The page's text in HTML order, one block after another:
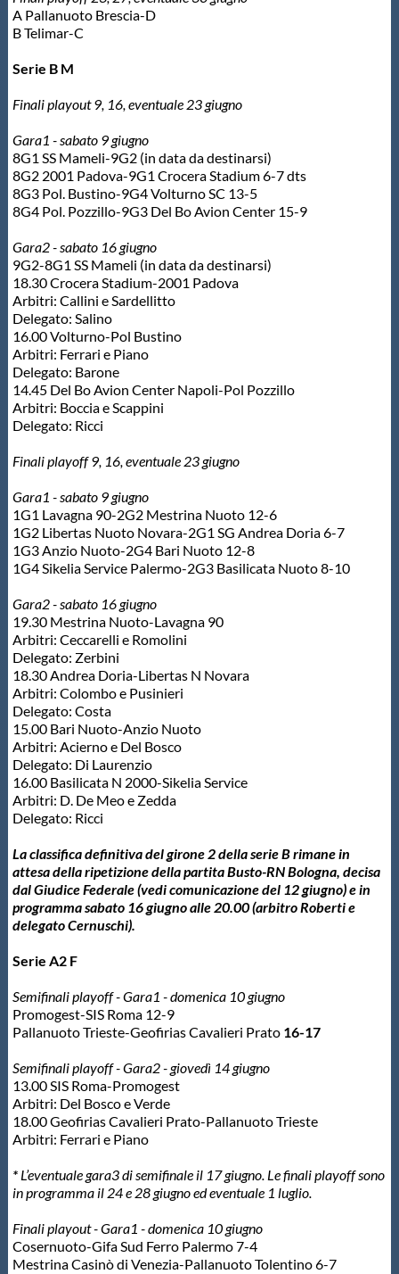
A Pallanuoto Brescia-D
B Telimar-C
Serie B M
Finali playout 9, 16, eventuale 23 giugno
Gara1 - sabato 9 giugno
8G1 SS Mameli-9G2 (in data da destinarsi)
8G2 2001 Padova-9G1 Crocera Stadium 6-7 dts
8G3 Pol. Bustino-9G4 Volturno SC 13-5
8G4 Pol. Pozzillo-9G3 Del Bo Avion Center 15-9
Gara2 - sabato 16 giugno
9G2-8G1 SS Mameli (in data da destinarsi)
18.30 Crocera Stadium-2001 Padova
Arbitri: Callini e Sardellitto
Delegato: Salino
16.00 Volturno-Pol Bustino
Arbitri: Ferrari e Piano
Delegato: Barone
14.45 Del Bo Avion Center Napoli-Pol Pozzillo
Arbitri: Boccia e Scappini
Delegato: Ricci
Finali playoff 9, 16, eventuale 23 giugno
Gara1 - sabato 9 giugno
1G1 Lavagna 90-2G2 Mestrina Nuoto 12-6
1G2 Libertas Nuoto Novara-2G1 SG Andrea Doria 6-7
1G3 Anzio Nuoto-2G4 Bari Nuoto 12-8
1G4 Sikelia Service Palermo-2G3 Basilicata Nuoto 8-10
Gara2 - sabato 16 giugno
19.30 Mestrina Nuoto-Lavagna 90
Arbitri: Ceccarelli e Romolini
Delegato: Zerbini
18.30 Andrea Doria-Libertas N Novara
Arbitri: Colombo e Pusinieri
Delegato: Costa
15.00 Bari Nuoto-Anzio Nuoto
Arbitri: Acierno e Del Bosco
Delegato: Di Laurenzio
16.00 Basilicata N 2000-Sikelia Service
Arbitri: D. De Meo e Zedda
Delegato: Ricci
La classifica definitiva del girone 2 della serie B rimane in
attesa della ripetizione della partita Busto-RN Bologna, decisa
dal Giudice Federale (vedi comunicazione del 12 giugno) e in
programma sabato 16 giugno alle 20.00 (arbitro Roberti e
delegato Cernuschi).
Serie A2 F
Semifinali playoff - Gara1 - domenica 10 giugno
Promogest-SIS Roma 12-9
Pallanuoto Trieste-Geofirias Cavalieri Prato 16-17
Semifinali playoff - Gara2 - giovedì 14 giugno
13.00 SIS Roma-Promogest
Arbitri: Del Bosco e Verde
18.00 Geofirias Cavalieri Prato-Pallanuoto Trieste
Arbitri: Ferrari e Piano
* L’eventuale gara3 di semifinale il 17 giugno. Le finali playoff sono
in programma il 24 e 28 giugno ed eventuale 1 luglio.
Finali playout - Gara1 - domenica 10 giugno
Cosernuoto-Gifa Sud Ferro Palermo 7-4
Mestrina Casinò di Venezia-Pallanuoto Tolentino 6-7